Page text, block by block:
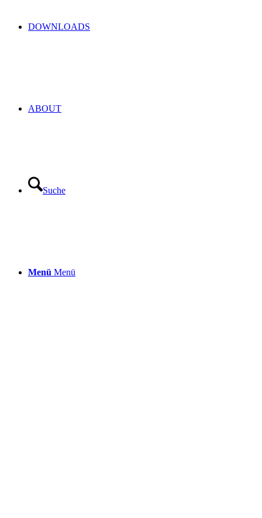
DOWNLOADS
ABOUT
Suche
Menü Menü